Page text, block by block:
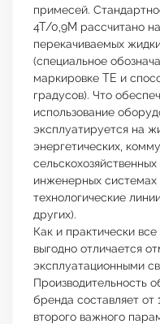
примесей.
4T/0,9M рассчитано
перекачиваемых
(специальное
маркировке TE и
градусов). Что
использование
эксплуатируется на
энергетических,
инженерных системах
технологические
других).
Как и практически
выгодно отличается
эксплуатационными
Производительность
бренда составляет от
второго важного